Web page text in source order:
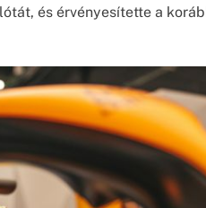
és érvényesítette a